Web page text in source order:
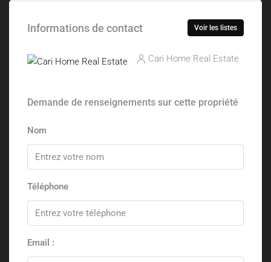
Informations de contact Voir les listes
Cari Home Real Estate
Demande de renseignements sur cette propriété
Nom
Téléphone
Email :